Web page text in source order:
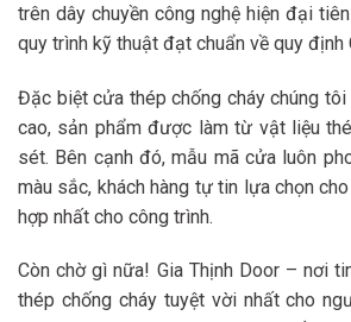
trên dây chuyền công nghệ hiện đại
quy trình kỹ thuật đạt chuẩn về quy định
Đặc biệt cửa thép chống cháy chúng
cao, sản phẩm được làm từ vật liệu
sét. Bên cạnh đó, mẫu mã cửa luôn
màu sắc, khách hàng tự tin lựa chọn
hợp nhất cho công trình.
Còn chờ gì nữa! Gia Thịnh Door – nơi
thép chống cháy tuyệt vời nhất cho